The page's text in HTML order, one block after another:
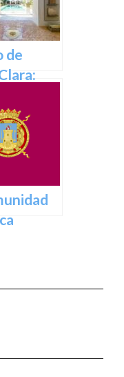
Natural
de
para el
en